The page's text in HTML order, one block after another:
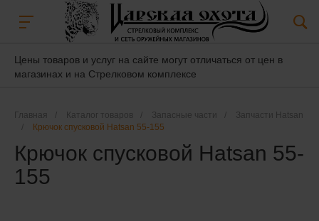
Цены товаров и услуг на сайте могут отличаться от цен в
магазинах и на Стрелковом комплексе
Главная Каталог товаров Запасные части
Запчасти Hatsan
Крючок спусковой Hatsan 55-155
Крючок спусковой Hatsan 55-
155